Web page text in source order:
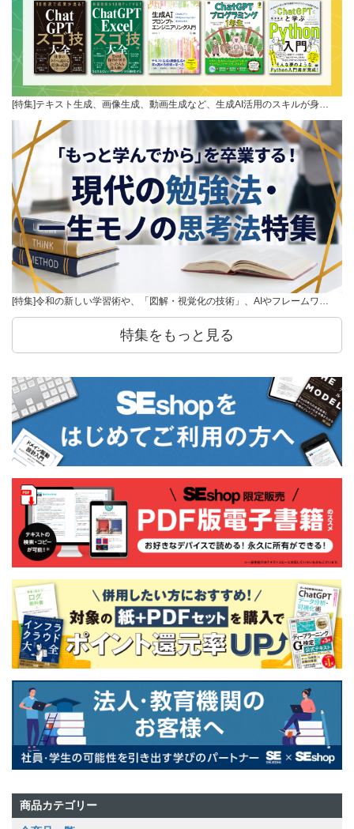
[特集]テキスト生成、画像生成、動画生成など、生成AI活用のスキルが身…
[特集]令和の新しい学習術や、「図解・視覚化の技術」、AIやフレームワ…
特集をもっと見る
商品カテゴリー